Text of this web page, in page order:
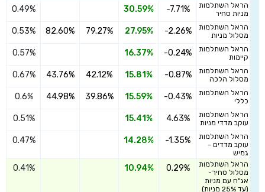
הראל השתלמות
מניות סחיר
-7.71%
30.59%
0.49%
הראל השתלמות
מסלול מניות
-2.26%
27.95%
79.27%
82.60%
0.53%
הראל השתלמות
קיימות
-0.24%
16.37%
0.57%
הראל השתלמות
מסלול הלכה
-0.87%
15.81%
42.12%
43.76%
0.67%
הראל השתלמות
כללי
-0.43%
15.59%
39.86%
44.98%
0.6%
הראל השתלמות
עוקב מדדי מניות
4.63%
15.41%
0.51%
הראל השתלמות
עוקב מדדים -
גמיש
-1.35%
14.28%
0.47%
הראל השתלמות
מסלול סחיר-
אג"ח עם מניות
(עד 25% מניות)
0.29%
10.94%
0.41%